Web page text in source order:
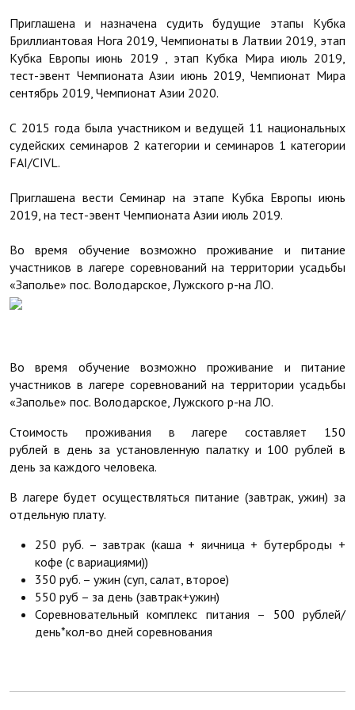
Приглашена и назначена судить будущие этапы Кубка
Бриллиантовая Нога 2019, Чемпионаты в Латвии 2019, этап
Кубка Европы июнь 2019 , этап Кубка Мира июль 2019,
тест-эвент Чемпионата Азии июнь 2019, Чемпионат Мира
сентябрь 2019, Чемпионат Азии 2020.
С 2015 года была участником и ведущей 11 национальных
судейских семинаров 2 категории и семинаров 1 категории
FAI/CIVL.
Приглашена вести Семинар на этапе Кубка Европы июнь
2019, на тест-эвент Чемпионата Азии июль 2019.
Во время обучение возможно проживание и питание
участников в лагере соревнований на территории усадьбы
«Заполье» пос. Володарское, Лужского р-на ЛО.
Во время обучение возможно проживание и питание
участников в лагере соревнований на территории усадьбы
«Заполье» пос. Володарское, Лужского р-на ЛО.
Стоимость проживания в лагере составляет 150
рублей в день за установленную палатку и 100 рублей в
день за каждого человека.
В лагере будет осуществляться питание (завтрак, ужин) за
отдельную плату.
250 руб. – завтрак (каша + яичница + бутерброды +
кофе (с вариациями))
350 руб. – ужин (суп, салат, второе)
550 руб – за день (завтрак+ужин)
Соревновательный комплекс питания – 500 рублей/
день*кол-во дней соревнования